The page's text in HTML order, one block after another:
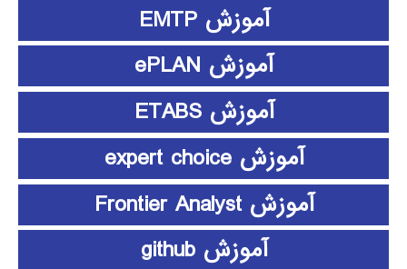
آموزش EMTP
آموزش ePLAN
آموزش ETABS
آموزش expert choice
آموزش Frontier Analyst
آموزش github